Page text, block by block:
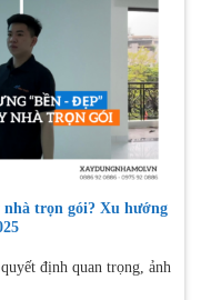
trọn gói? Xu hướng
định quan trọng, ảnh